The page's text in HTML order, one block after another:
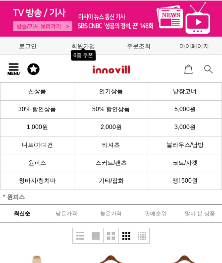
로그인 회원가입
6종 쿠폰
주문조회 마이페이지
신상품 인기상품 낱장코너
30% 할인상품 50% 할인상품 5,000원
1,000원 2,000원 3,000원
니트/가디건 티셔츠 블라우스/남방
원피스 스커트/팬츠 코트/자켓
청바지/청치마 기타/잡화 땡! 500원
* 원피스
최신순 낮은가격 높은가격 판매순위 많이 본 상품